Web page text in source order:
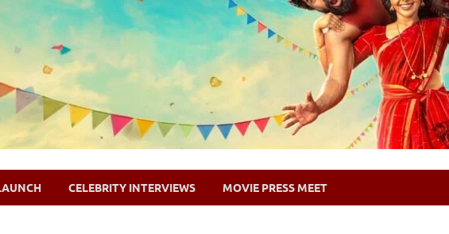
CELEBRITY INTERVIEWS MOVIE PRESS MEET